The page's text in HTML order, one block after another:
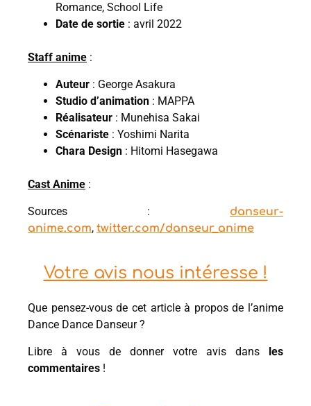
Romance, School Life
Date de sortie : avril 2022
Staff anime :
Auteur : George Asakura
Studio d’animation : MAPPA
Réalisateur : Munehisa Sakai
Scénariste : Yoshimi Narita
Chara Design : Hitomi Hasegawa
Cast Anime :
Sources : danseur-
anime.com, twitter.com/danseur_anime
Votre avis nous intéresse !
Que pensez-vous de cet article à propos de l’anime
Dance Dance Danseur ?
Libre à vous de donner votre avis dans
les
commentaires !